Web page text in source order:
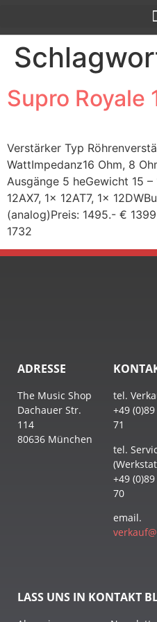
Supro Royale
Verstärker Typ
WattImpedanz16 Ohm, 8
Ausgänge 5 heGewicht 15
12AX7, 1x 12AT7, 1x
(analog)Preis: 1495.- €
1732
ADRESSE
The Music Shop
Dachauer Str.
114
80636 München
tel.
+49
71
tel.
+49
70
email.
LASS UNS IN KONTAKT